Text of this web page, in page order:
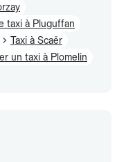
taxi à Pluguffan
Taxi à Scaër
un taxi à Plomelin